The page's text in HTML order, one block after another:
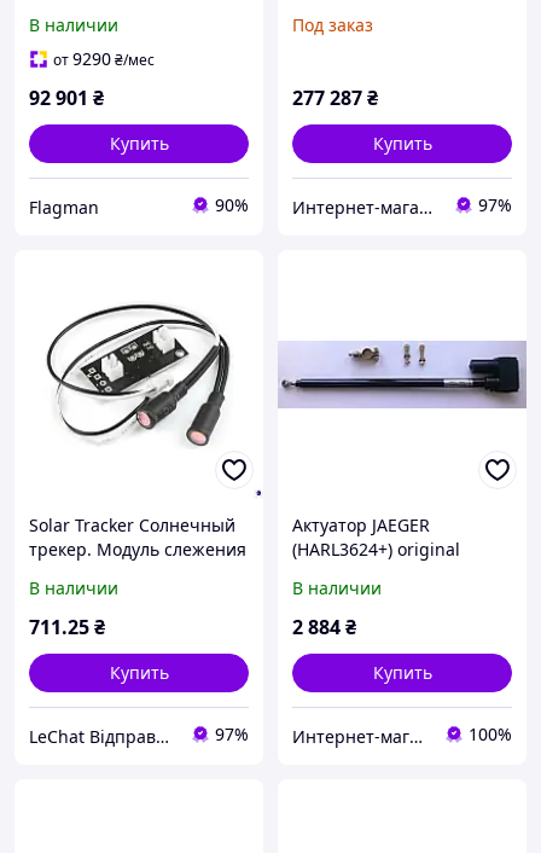
В наличии
от9290₴/мес
92 901 ₴
Купить
Flagman 90%
Под заказ
277 287₴
Купить
Интернет-магазин качественных инструментов ''VERFO'' 97%
Solar Tracker Солнечный
трекер. Модуль слежения
В наличии
711.25₴
Купить
LeChat Відправка від 1 до 5 днів! На деякі товари може бути передплата! 97%
Актуатор JAEGER
(HARL3624+) original
В наличии
2 884₴
Купить
Интернет-магазин «NaviSat» Т2 тюнеры в Днепре, спутниковое ТВ в Днепре 100%